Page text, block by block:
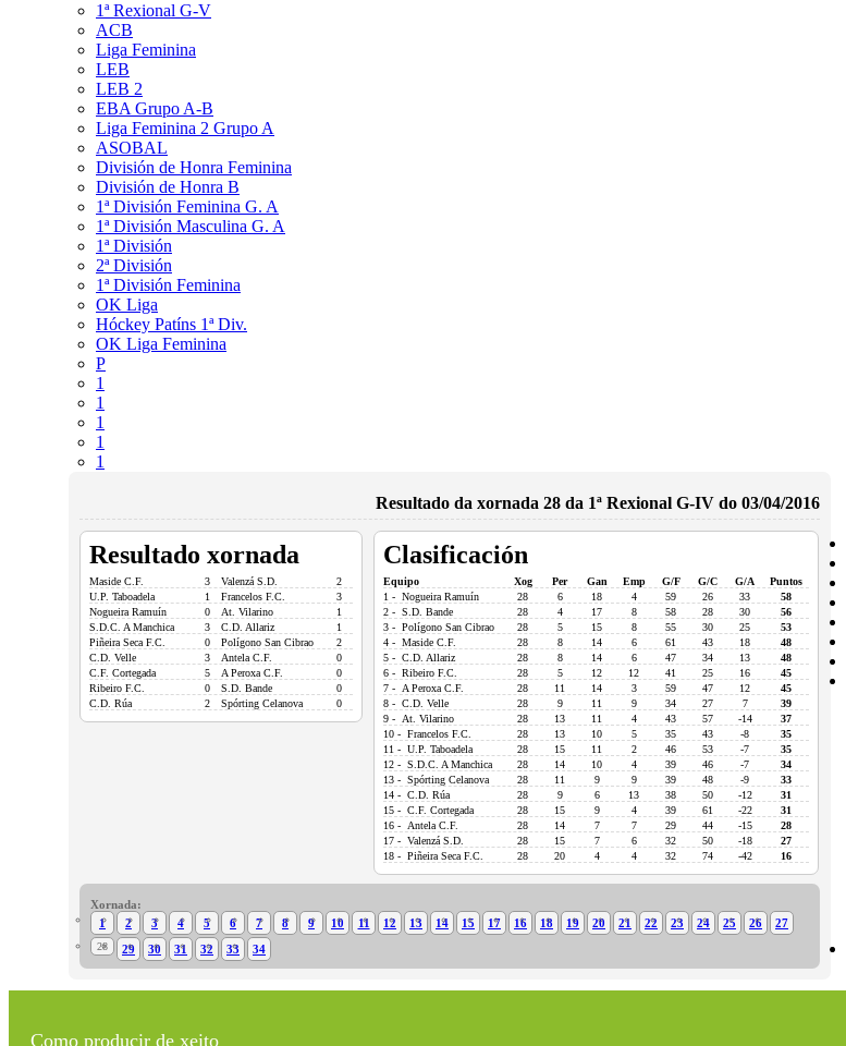
1ª Rexional G-V
ACB
Liga Feminina
LEB
LEB 2
EBA Grupo A-B
Liga Feminina 2 Grupo A
ASOBAL
División de Honra Feminina
División de Honra B
1ª División Feminina G. A
1ª División Masculina G. A
1ª División
2ª División
1ª División Feminina
OK Liga
Hóckey Patíns 1ª Div.
OK Liga Feminina
P
1
1
1
1
1
Resultado da xornada 28 da 1ª Rexional G-IV do 03/04/2016
Resultado xornada
Maside C.F. 3 Valenzá S.D.
2
U.P. Taboadela
1 Francelos F.C.
3
Nogueira Ramuín
0 At. Vilarino
1
S.D.C. A Manchica
3 C.D. Allariz
1
Piñeira Seca F.C.
0 Polígono San Cibrao
2
C.D. Velle
3 Antela C.F.
0
C.F. Cortegada
5 A Peroxa C.F.
0
Ribeiro F.C.
0 S.D. Bande
0
C.D. Rúa
2 Spórting Celanova 0
Clasificación
Equipo Xog Per Gan Emp G/F G/C G/A
Puntos
1 - Nogueira Ramuín
28 6 18 4 59 26 33
58
2 - S.D. Bande
28 4 17 8 58 28 30
56
3 - Polígono San Cibrao
28 5 15 8 55 30 25
53
4 - Maside C.F.
28 8 14 6 61 43 18
48
5 - C.D. Allariz
28 8 14 6 47 34 13
48
6 - Ribeiro F.C.
28 5 12 12 41 25 16
45
7 - A Peroxa C.F.
28 11 14 3 59 47 12
45
8 - C.D. Velle
28 9 11 9 34 27 7
39
9 - At. Vilarino
28 13 11 4 43 57 -14
37
10 - Francelos F.C.
28 13 10 5 35 43 -8
35
11 - U.P. Taboadela
28 15 11 2 46 53 -7
35
12 - S.D.C. A Manchica
28 14 10 4 39 46 -7
34
13 - Spórting Celanova
28 11 9 9 39 48 -9
33
14 - C.D. Rúa
28 9 6 13 38 50 -12
31
15 - C.F. Cortegada
28 15 9 4 39 61 -22
31
16 - Antela C.F.
28 14 7 7 29 44 -15
28
17 - Valenzá S.D.
28 15 7 6 32 50 -18
27
18 - Piñeira Seca F.C.
28 20 4 4 32 74 -42 16
Xornada:
1
2 3 4 5 6 7 8 9 10 11 12 13 14 15 17 16 18 19 20 21 22 23 24 25 26 27
28 29 30 31 32 33 34
Como producir de xeito